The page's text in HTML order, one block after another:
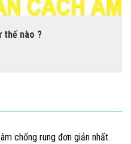
thế nào ?
chống rung đơn giản nhất.